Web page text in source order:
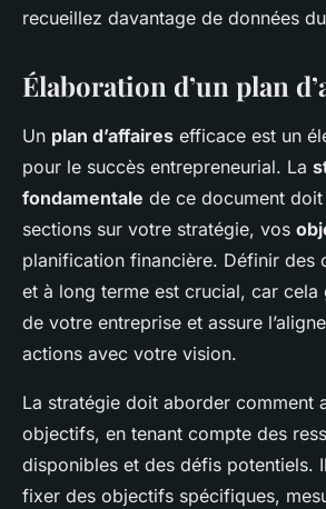
recueillez davantage de données
Élaboration d’un plan
Un plan d’affaires efficace est un
pour le succès entrepreneurial. La
fondamentale de ce document
sections sur votre stratégie, vos
planification financière. Définir des
et à long terme est crucial, car
de votre entreprise et assure
actions avec votre vision.
La stratégie doit aborder comment
objectifs, en tenant compte des
disponibles et des défis potentiels.
fixer des objectifs spécifiques,